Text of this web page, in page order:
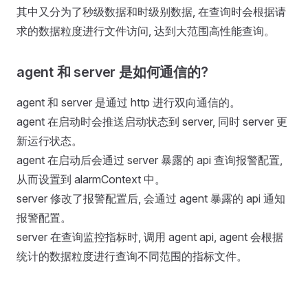
其中又分为了秒级数据和时级别数据, 在查询时会根据请
求的数据粒度进行文件访问, 达到大范围高性能查询。
agent 和 server 是如何通信的?
agent 和 server 是通过 http 进行双向通信的。
agent 在启动时会推送启动状态到 server, 同时 server 更
新运行状态。
agent 在启动后会通过 server 暴露的 api 查询报警配置,
从而设置到 alarmContext 中。
server 修改了报警配置后, 会通过 agent 暴露的 api 通知
报警配置。
server 在查询监控指标时, 调用 agent api, agent 会根据
统计的数据粒度进行查询不同范围的指标文件。